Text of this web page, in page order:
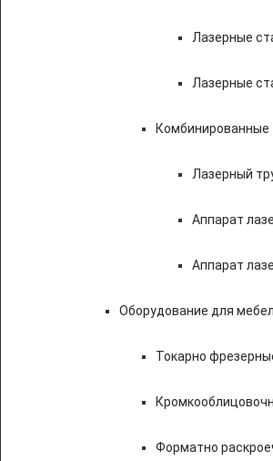
Лазерные
Лазерные
Комбинированные
Лазерный
Аппарат
Аппарат
Оборудование для
Токарно
Форматно